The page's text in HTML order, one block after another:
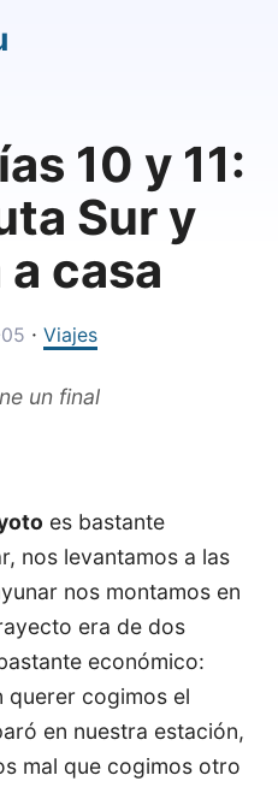
10 y 11:
Sur y
casa
· Viajes
un final
es bastante
nos levantamos a las
nos montamos en
era de dos
económico:
querer cogimos el
en nuestra estación,
mal que cogimos otro